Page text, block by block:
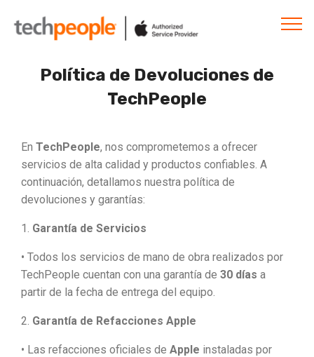
Política de Devoluciones de
TechPeople
En TechPeople, nos comprometemos a ofrecer
servicios de alta calidad y productos confiables. A
continuación, detallamos nuestra política de
devoluciones y garantías:
1. Garantía de Servicios
• Todos los servicios de mano de obra realizados por
TechPeople cuentan con una garantía de 30 días a
partir de la fecha de entrega del equipo.
2. Garantía de Refacciones Apple
• Las refacciones oficiales de Apple instaladas por